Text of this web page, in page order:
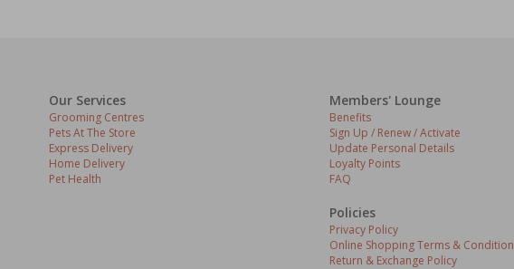
Our Services
Grooming Centres
Pets At The Store
Express Delivery
Home Delivery
Pet Health
Members' Lounge
Benefits
Sign Up / Renew / Activate
Update Personal Details
Loyalty Points
FAQ
Policies
Privacy Policy
Online Shopping Terms &
Return & Exchange Policy